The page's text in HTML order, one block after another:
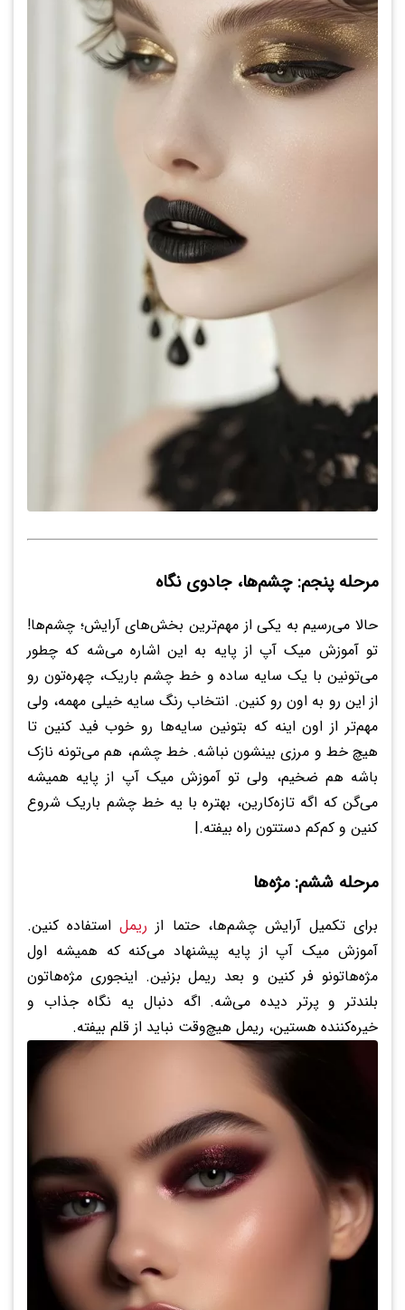
مرحله پنجم: چشم‌ها، جادوی نگاه
حالا می‌رسیم به یکی از مهم‌ترین بخش‌های آرایش؛ چشم‌ها!
تو آموزش میک آپ از پایه به این اشاره می‌شه که چطور
می‌تونین با یک سایه ساده و خط چشم باریک، چهره‌تون رو
از این رو به اون رو کنین. انتخاب رنگ سایه خیلی مهمه، ولی
مهم‌تر از اون اینه که بتونین سایه‌ها رو خوب فید کنین تا
هیچ خط و مرزی بینشون نباشه. خط چشم، هم می‌تونه نازک
باشه هم ضخیم، ولی تو آموزش میک آپ از پایه همیشه
می‌گن که اگه تازه‌کارین، بهتره با یه خط چشم باریک شروع
کنین و کم‌کم دستتون راه بیفته.|
مرحله ششم: مژه‌ها
برای تکمیل آرایش چشم‌ها، حتما از ریملاستفاده کنین.
آموزش میک آپ از پایه پیشنهاد می‌کنه که همیشه اول
مژه‌هاتونو فر کنین و بعد ریمل بزنین. اینجوری مژه‌هاتون
بلندتر و پرتر دیده می‌شه. اگه دنبال یه نگاه جذاب و
خیره‌کننده هستین، ریمل هیچ‌وقت نباید از قلم بیفته.